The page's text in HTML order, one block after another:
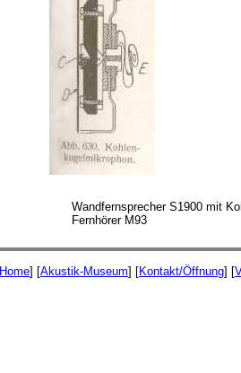
Wandfernsprecher S1900 mit
Fernhörer M93
Home] [Akustik-Museum] [Kontakt/Öffnung] [